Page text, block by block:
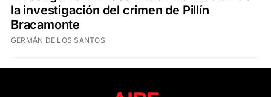
la investigación del crimen de Pillín
Bracamonte
GERMÁN DE LOS SANTOS